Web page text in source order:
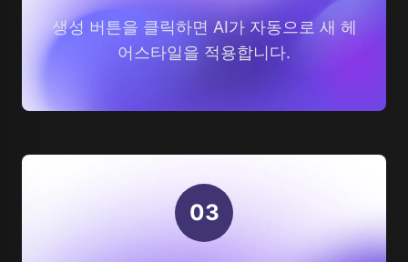
생성 버튼을 클릭하면 AI가 자동으로 새 헤
어스타일을 적용합니다.
03